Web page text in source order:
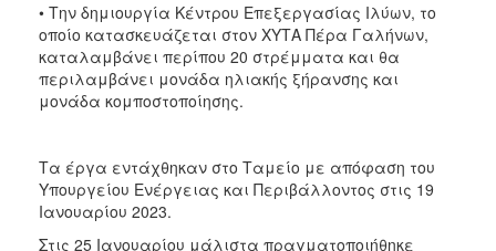
• Την δημιουργία Κέντρου Επεξεργασίας Ιλύων, το
οποίο κατασκευάζεται στον ΧΥΤΑ Πέρα Γαλήνων,
καταλαμβάνει περίπου 20 στρέμματα και θα
περιλαμβάνει μονάδα ηλιακής ξήρανσης και
μονάδα κομποστοποίησης.
Τα έργα εντάχθηκαν στο Ταμείο με απόφαση του
Υπουργείου Ενέργειας και Περιβάλλοντος στις 19
Ιανουαρίου 2023.
Στις 25 Ιανουαρίου μάλιστα πραγματοποιήθηκε